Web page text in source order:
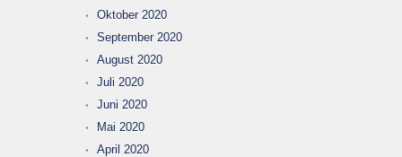
Oktober 2020
September 2020
August 2020
Juli 2020
Juni 2020
Mai 2020
April 2020